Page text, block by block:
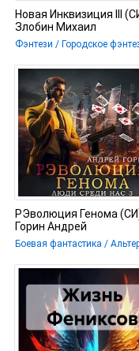
Новая Инквизиция III
Злобин Михаил
Фэнтези / Городское
РЭволюция Генома
Горин Андрей